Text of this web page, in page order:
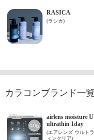
カラコンブランド一覧